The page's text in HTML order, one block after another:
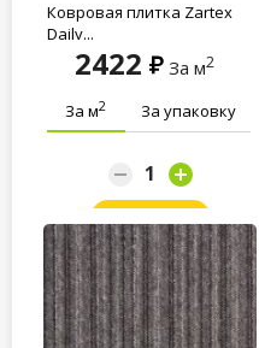
Ковровая плитка Zartex
Daily...
2422 За м2
За м2 За упаковку